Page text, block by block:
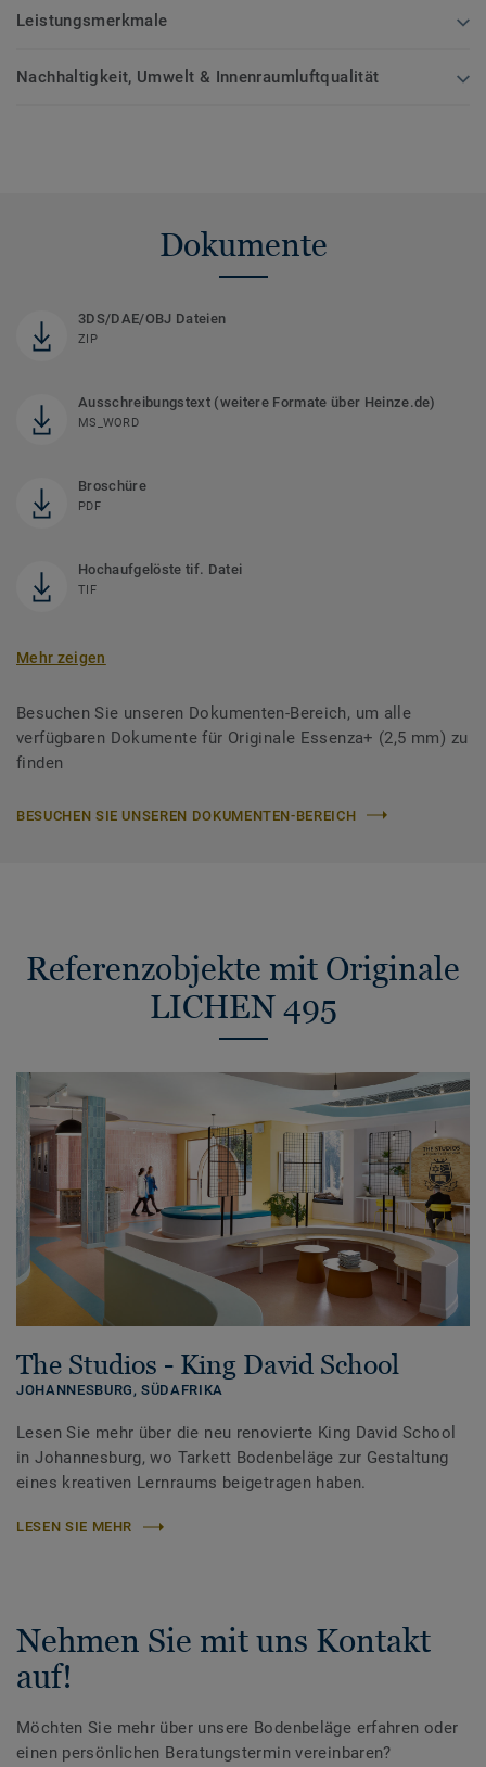
Leistungsmerkmale
Nachhaltigkeit, Umwelt & Innenraumluftqualität
Dokumente
3DS/DAE/OBJ Dateien
ZIP
Ausschreibungstext (weitere Formate über Heinze.de)
MS_WORD
Broschüre
PDF
Hochaufgelöste tif. Datei
TIF
Mehr zeigen
Besuchen Sie unseren Dokumenten-Bereich, um alle
verfügbaren Dokumente für Originale Essenza+ (2,5 mm) zu
finden
BESUCHEN SIE UNSEREN DOKUMENTEN-BEREICH
Referenzobjekte mit Originale
LICHEN 495
The Studios - King David School
JOHANNESBURG,SÜDAFRIKA
Lesen Sie mehr über die neu renovierte King David School
in Johannesburg, wo Tarkett Bodenbeläge zur Gestaltung
eines kreativen Lernraums beigetragen haben.
LESEN SIE MEHR
Nehmen Sie mit uns Kontakt
auf!
Möchten Sie mehr über unsere Bodenbeläge erfahren oder
einen persönlichen Beratungstermin vereinbaren?